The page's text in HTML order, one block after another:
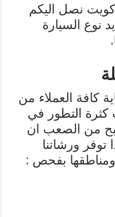
نصل اليكم
نوع السيارة
كافة العملاء من
كثرة التطور في
اصبح من الصعب ان
توفر ورشاتنا
بفحص :